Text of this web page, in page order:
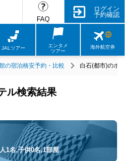
FAQ
ログイン
予約確認
JALツアー
エンタメ
ツアー
海外航空券
の宿泊格安予約・比較 白石(都市)のホ
ル検索結果
1名,子供0名,1部屋